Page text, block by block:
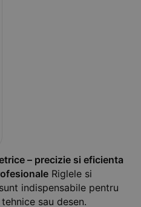
– precizie si eficienta
Riglele si
indispensabile pentru
sau desen.